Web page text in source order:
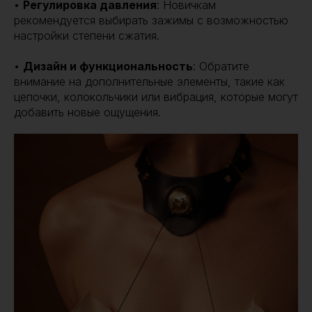
• Регулировка давления: Новичкам
рекомендуется выбирать зажимы с возможностью
настройки степени сжатия.
• Дизайн и функциональность: Обратите
внимание на дополнительные элементы, такие как
цепочки, колокольчики или вибрация, которые могут
добавить новые ощущения.